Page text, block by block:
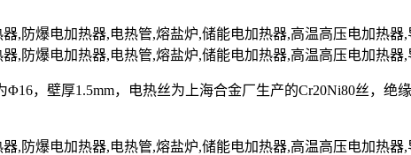
，壁厚1.5mm，电热丝为上海合金厂生产的Cr20Ni80丝，